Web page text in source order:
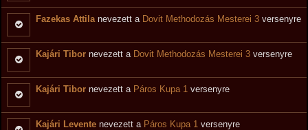
Fazekas Attilanevezett a Dovit Methodozás Mesterei 3 versenyre
Kajári Tibor nevezett a Dovit Methodozás Mesterei 3 versenyre
Kajári Tibor nevezett a Páros Kupa 1 versenyre
Kajári Levente nevezett a Páros Kupa 1 versenyre